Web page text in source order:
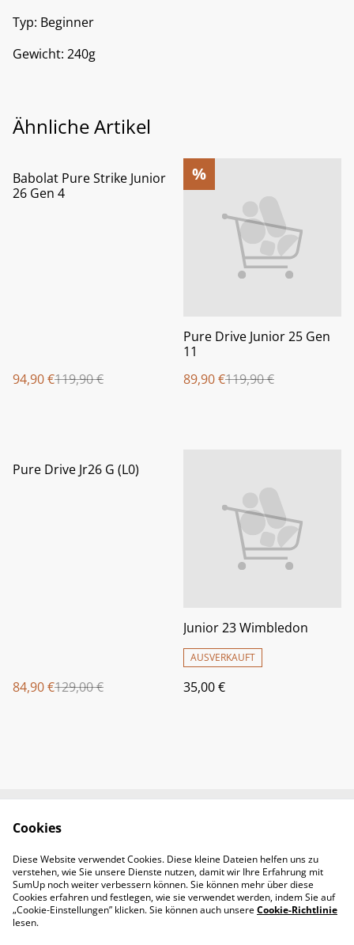
Typ: Beginner
Gewicht: 240g
Ähnliche Artikel
%
Babolat Pure Strike Junior
26 Gen 4
94,90 €119,90 €
%
Pure Drive Junior 25 Gen
11
89,90 €119,90 €
%
Pure Drive Jr26 G (L0)
84,90 €129,00 €
Junior 23 Wimbledon
AUSVERKAUFT
35,00 €
Legal Terms
Privacy Policy
Cookie Policy
Cookies
Diese Website verwendet Cookies. Diese kleine Dateien helfen uns zu
verstehen, wie Sie unsere Dienste nutzen, damit wir Ihre Erfahrung mit
SumUp noch weiter verbessern können. Sie können mehr über diese
Cookies erfahren und festlegen, wie sie verwendet werden, indem Sie auf
„Cookie-Einstellungen” klicken. Sie können auch unsereCookie-Richtlinie
lesen.